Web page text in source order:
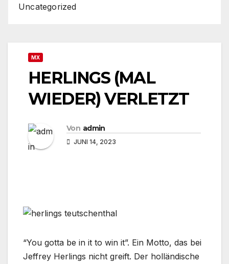
Uncategorized
MX
HERLINGS (MAL
WIEDER) VERLETZT
Von admin
JUNI 14, 2023
“You gotta be in it to win it”. Ein Motto, das bei
Jeffrey Herlings nicht greift. Der holländische